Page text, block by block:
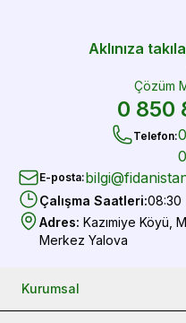
Aklınıza
Çözüm
0 850
Telefon:
E-posta:
Çalışma Saatleri:08:30
Adres: Kazımiye Köyü,
Merkez Yalova
Kurumsal